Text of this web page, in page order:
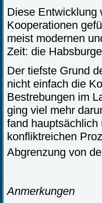
Diese Entwicklung
Kooperationen
meist modernen
Zeit: die
Der tiefste Grund
nicht einfach die
Bestrebungen im
ging viel mehr
fand
konfliktreichen
Abgrenzung von
Anmerkungen